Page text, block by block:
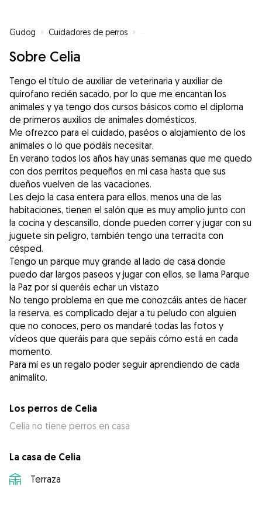
Gudog » Cuidadores de perros » Cuidadores de perros en
Sobre Celia
Tengo el título de auxiliar de veterinaria y auxiliar de
quirofano recién sacado, por lo que me encantan los
animales y ya tengo dos cursos básicos como el diploma
de primeros auxilios de animales domésticos.
Me ofrezco para el cuidado, paséos o alojamiento de los
animales o lo que podáis necesitar.
En verano todos los años hay unas semanas que me quedo
con dos perritos pequeños en mi casa hasta que sus
dueños vuelven de las vacaciones.
Les dejo la casa entera para ellos, menos una de las
habitaciones, tienen el salón que es muy amplio junto con
la cocina y descansillo, donde pueden correr y jugar con su
juguete sin peligro, también tengo una terracita con
césped.
Tengo un parque muy grande al lado de casa donde
puedo dar largos paseos y jugar con ellos, se llama Parque
la Paz por si queréis echar un vistazo
No tengo problema en que me conozcáis antes de hacer
la reserva, es complicado dejar a tu peludo con alguien
que no conoces, pero os mandaré todas las fotos y
vídeos que queráis para que sepáis cómo está en cada
momento.
Para mí es un regalo poder seguir aprendiendo de cada
animalito.
Los perros de Celia
Celia no tiene perros en casa
La casa de Celia
Terraza